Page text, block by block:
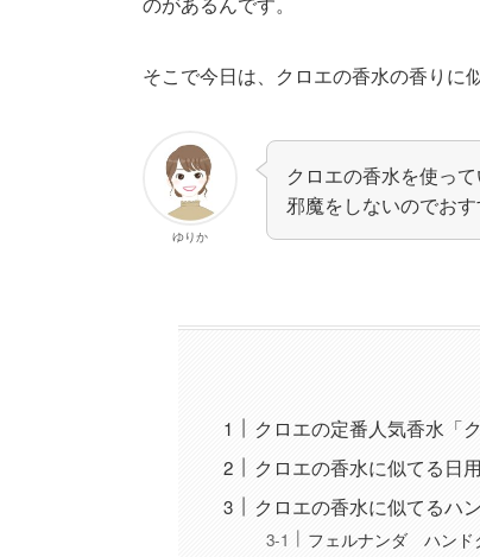
そこで今日は、クロエの香水の香りに
ゆりか
クロエの香水を使っ
邪魔をしないのでおす
クロエの定番人気香水「
クロエの香水に似てる日
クロエの香水に似てるハ
フェルナンダ ハン